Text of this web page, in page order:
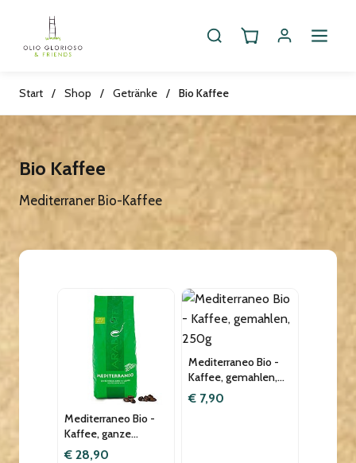
Start / Shop / Getränke / Bio Kaffee
Bio Kaffee
Mediterraner Bio-Kaffee
Mediterraneo Bio -
Kaffee, ganze
Bohnen, 1000g
€ 28,90
Mediterraneo Bio -
Kaffee, gemahlen,
250g
€ 7,90